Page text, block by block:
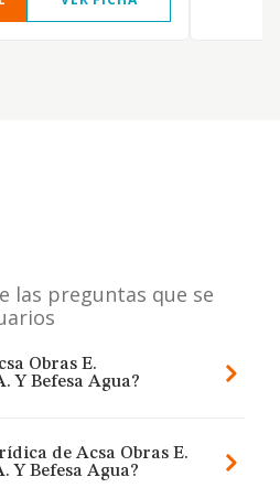
las preguntas que se
Obras E.
Y Befesa Agua?
de Acsa Obras E.
Y Befesa Agua?